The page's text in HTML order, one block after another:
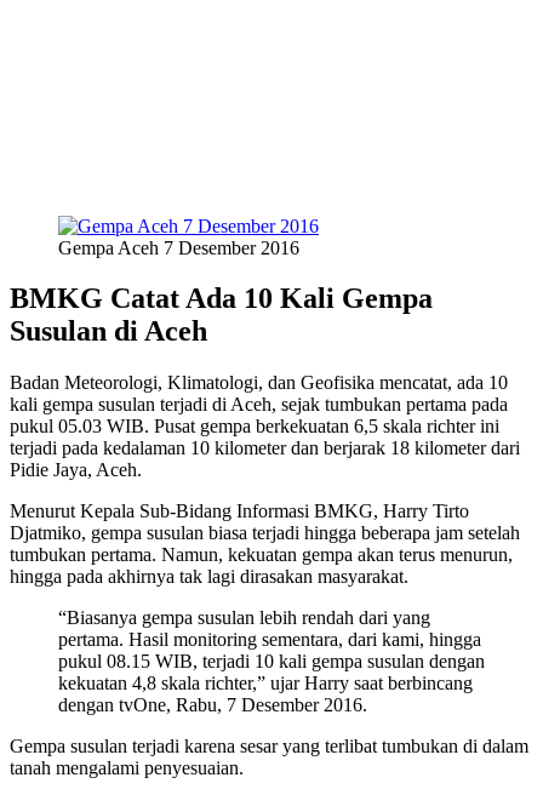
Gempa Aceh 7 Desember 2016
BMKG Catat Ada 10 Kali Gempa
Susulan di Aceh
Badan Meteorologi, Klimatologi, dan Geofisika mencatat, ada 10
kali gempa susulan terjadi di Aceh, sejak tumbukan pertama pada
pukul 05.03 WIB. Pusat gempa berkekuatan 6,5 skala richter ini
terjadi pada kedalaman 10 kilometer dan berjarak 18 kilometer dari
Pidie Jaya, Aceh.
Menurut Kepala Sub-Bidang Informasi BMKG, Harry Tirto
Djatmiko, gempa susulan biasa terjadi hingga beberapa jam setelah
tumbukan pertama. Namun, kekuatan gempa akan terus menurun,
hingga pada akhirnya tak lagi dirasakan masyarakat.
“Biasanya gempa susulan lebih rendah dari yang
pertama. Hasil monitoring sementara, dari kami, hingga
pukul 08.15 WIB, terjadi 10 kali gempa susulan dengan
kekuatan 4,8 skala richter,” ujar Harry saat berbincang
dengan tvOne, Rabu, 7 Desember 2016.
Gempa susulan terjadi karena sesar yang terlibat tumbukan di dalam
tanah mengalami penyesuaian.